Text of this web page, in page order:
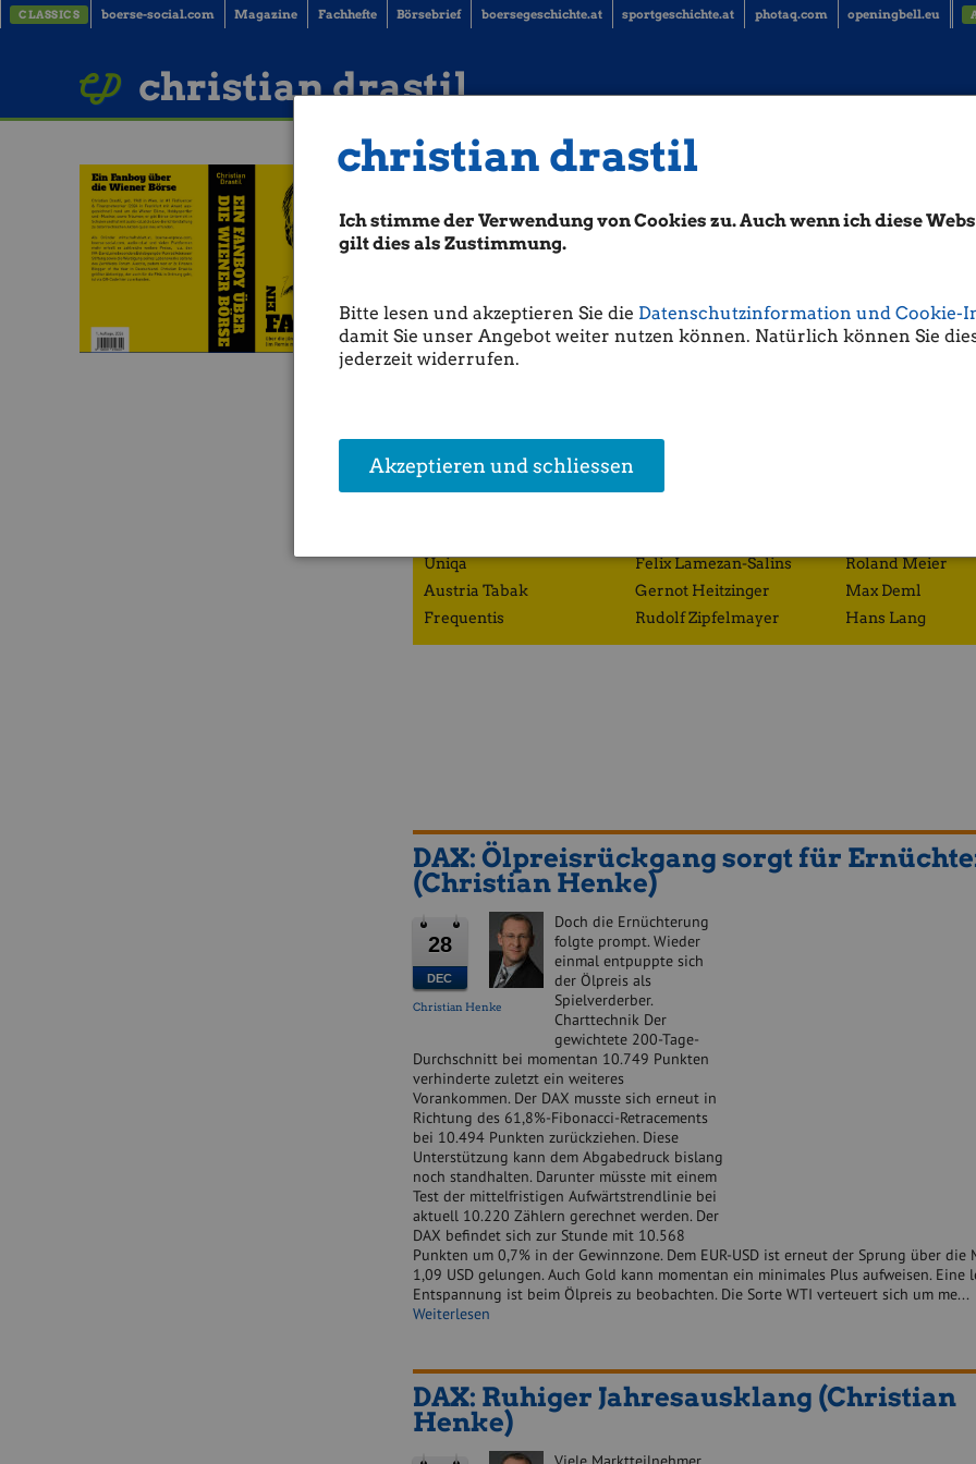
christian drastil
Ich stimme der Verwendung von Cookies zu. Auch wenn ich diese
gilt dies als Zustimmung.
Bitte lesen und akzeptieren Sie die Datenschutzinformation und Cookie-
damit Sie unser Angebot weiter nutzen können. Natürlich können Sie
jederzeit widerrufen.
Akzeptieren und schliessen
CLASSICS boerse-social.com Magazine Fachhefte Börsebrief boersegeschichte.at sportgeschichte.at photaq.com openingbell.eu
christian drastil
Uniqa
Austria Tabak
Frequentis
Felix Lamezan-Salins
Gernot Heitzinger
Rudolf Zipfelmayer
Roland Meier
Max Deml
Hans Lang
DAX: Ölpreisrückgang sorgt für
(Christian Henke)
28
DEC
Christian Henke
Doch die Ernüchterung
folgte prompt. Wieder
einmal entpuppte sich
der Ölpreis als
Spielverderber.
Charttechnik Der
gewichtete 200-Tage-
Durchschnitt bei momentan 10.749 Punkten
verhinderte zuletzt ein weiteres
Vorankommen. Der DAX musste sich erneut in
Richtung des 61,8%-Fibonacci-Retracements
bei 10.494 Punkten zurückziehen. Diese
Unterstützung kann dem Abgabedruck bislang
noch standhalten. Darunter müsste mit einem
Test der mittelfristigen Aufwärtstrendlinie bei
aktuell 10.220 Zählern gerechnet werden. Der
DAX befindet sich zur Stunde mit 10.568
Punkten um 0,7% in der Gewinnzone. Dem EUR-USD ist erneut der Sprung über die
1,09 USD gelungen. Auch Gold kann momentan ein minimales Plus aufweisen. Eine
Entspannung ist beim Ölpreis zu beobachten. Die Sorte WTI verteuert sich um
Weiterlesen
DAX: Ruhiger Jahresausklang (Christian
Henke)